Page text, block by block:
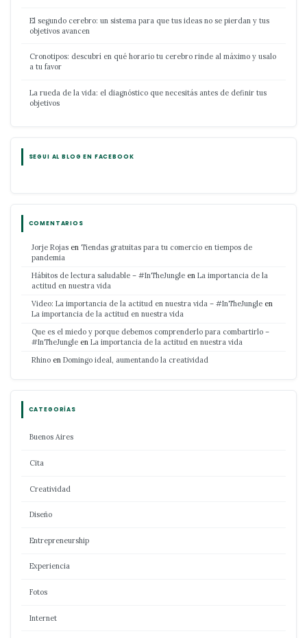
El segundo cerebro: un sistema para que tus ideas no se pierdan y tus
objetivos avancen
Cronotipos: descubrí en qué horario tu cerebro rinde al máximo y usalo
a tu favor
La rueda de la vida: el diagnóstico que necesitás antes de definir tus
objetivos
SEGUI AL BLOG EN FACEBOOK
COMENTARIOS
Jorje Rojas en Tiendas gratuitas para tu comercio en tiempos de
pandemia
Hábitos de lectura saludable – #InTheJungle en La importancia de la
actitud en nuestra vida
Video: La importancia de la actitud en nuestra vida – #InTheJungle en
La importancia de la actitud en nuestra vida
Que es el miedo y porque debemos comprenderlo para combartirlo –
#InTheJungle en La importancia de la actitud en nuestra vida
Rhino en Domingo ideal, aumentando la creatividad
CATEGORÍAS
Buenos Aires
Cita
Creatividad
Diseño
Entrepreneurship
Experiencia
Fotos
Internet